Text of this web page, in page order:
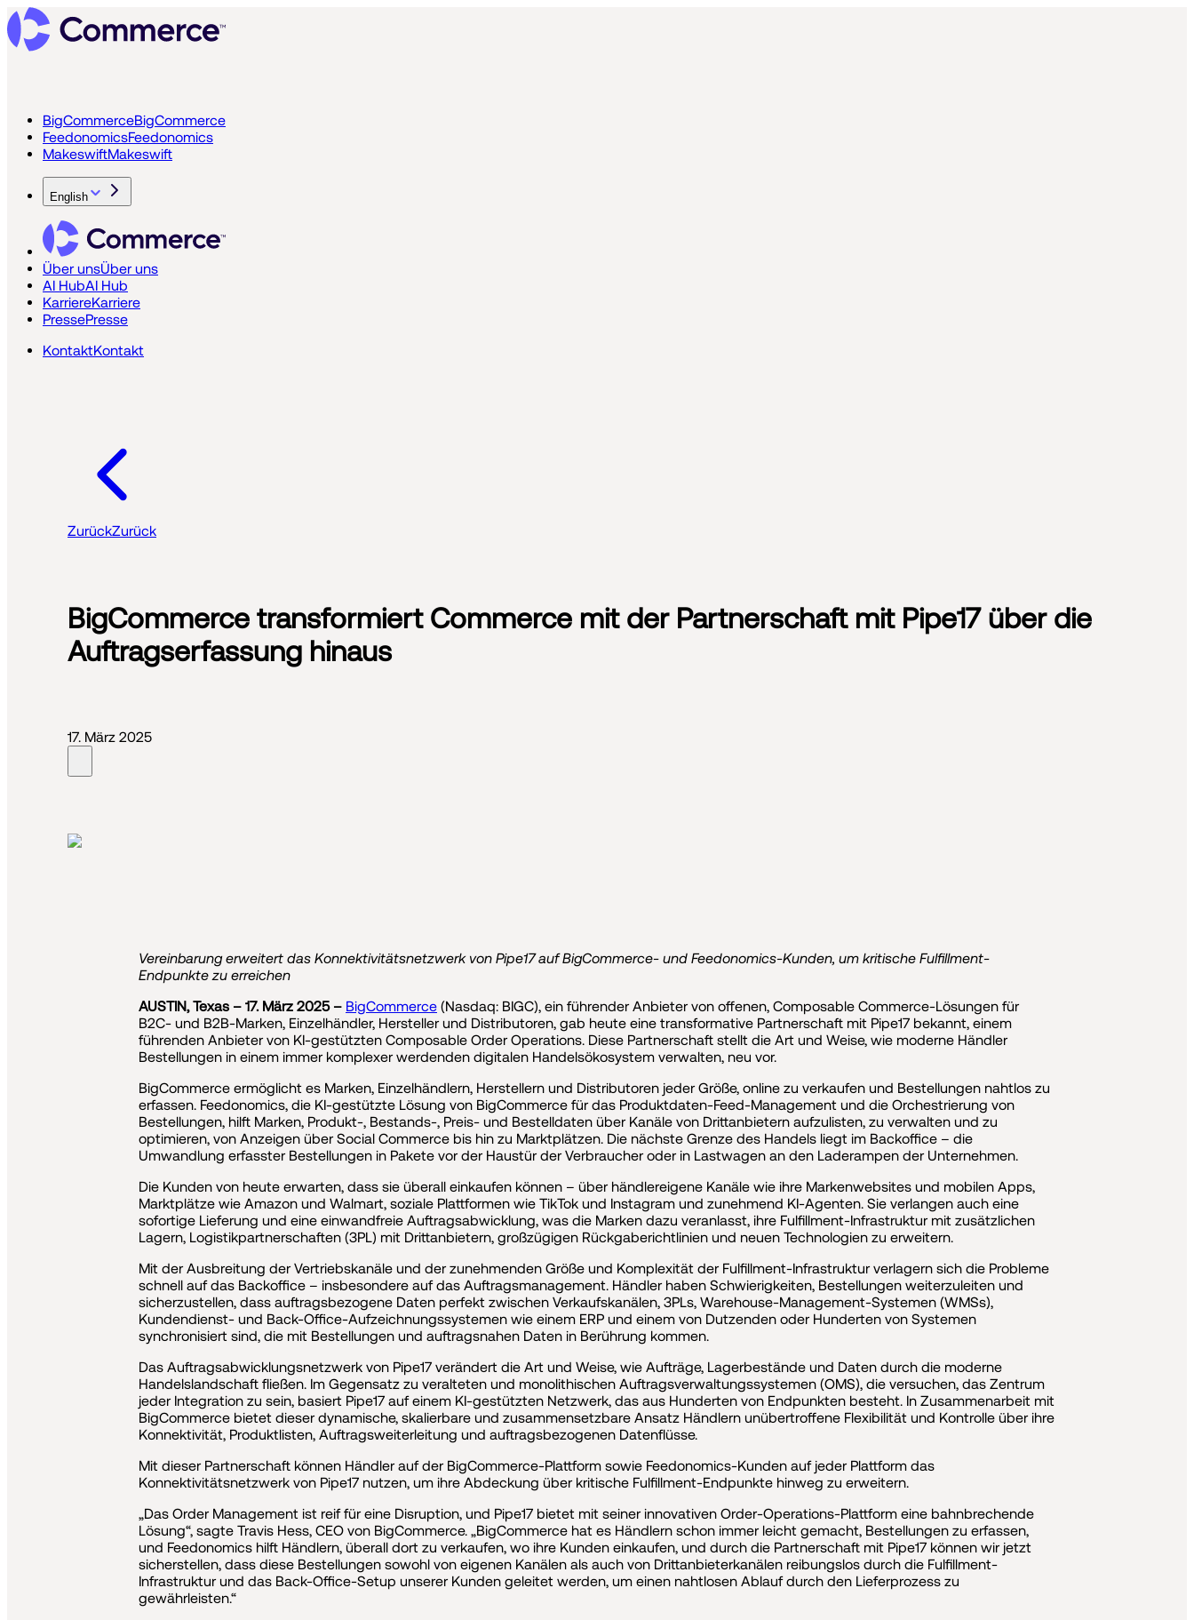
BigCommerceBigCommerce
FeedonomicsFeedonomics
MakeswiftMakeswift
English
Über unsÜber uns
AI HubAI Hub
KarriereKarriere
PressePresse
KontaktKontakt
ZurückZurück
BigCommerce transformiert Commerce mit der Partnerschaft mit Pipe17 über die
Auftragserfassung hinaus
17. März 2025
Vereinbarung erweitert das Konnektivitätsnetzwerk von Pipe17 auf BigCommerce- und Feedonomics-Kunden, um kritische Fulfillment-
Endpunkte zu erreichen
AUSTIN, Texas – 17. März 2025 – BigCommerce(Nasdaq: BIGC), ein führender Anbieter von offenen, Composable Commerce-Lösungen für
B2C- und B2B-Marken, Einzelhändler, Hersteller und Distributoren, gab heute eine transformative Partnerschaft mit Pipe17 bekannt, einem
führenden Anbieter von KI-gestützten Composable Order Operations. Diese Partnerschaft stellt die Art und Weise, wie moderne Händler
Bestellungen in einem immer komplexer werdenden digitalen Handelsökosystem verwalten, neu vor.
BigCommerce ermöglicht es Marken, Einzelhändlern, Herstellern und Distributoren jeder Größe, online zu verkaufen und Bestellungen nahtlos zu
erfassen. Feedonomics, die KI-gestützte Lösung von BigCommerce für das Produktdaten-Feed-Management und die Orchestrierung von
Bestellungen, hilft Marken, Produkt-, Bestands-, Preis- und Bestelldaten über Kanäle von Drittanbietern aufzulisten, zu verwalten und zu
optimieren, von Anzeigen über Social Commerce bis hin zu Marktplätzen. Die nächste Grenze des Handels liegt im Backoffice – die
Umwandlung erfasster Bestellungen in Pakete vor der Haustür der Verbraucher oder in Lastwagen an den Laderampen der Unternehmen.
Die Kunden von heute erwarten, dass sie überall einkaufen können – über händlereigene Kanäle wie ihre Markenwebsites und mobilen Apps,
Marktplätze wie Amazon und Walmart, soziale Plattformen wie TikTok und Instagram und zunehmend KI-Agenten. Sie verlangen auch eine
sofortige Lieferung und eine einwandfreie Auftragsabwicklung, was die Marken dazu veranlasst, ihre Fulfillment-Infrastruktur mit zusätzlichen
Lagern, Logistikpartnerschaften (3PL) mit Drittanbietern, großzügigen Rückgaberichtlinien und neuen Technologien zu erweitern.
Mit der Ausbreitung der Vertriebskanäle und der zunehmenden Größe und Komplexität der Fulfillment-Infrastruktur verlagern sich die Probleme
schnell auf das Backoffice – insbesondere auf das Auftragsmanagement. Händler haben Schwierigkeiten, Bestellungen weiterzuleiten und
sicherzustellen, dass auftragsbezogene Daten perfekt zwischen Verkaufskanälen, 3PLs, Warehouse-Management-Systemen (WMSs),
Kundendienst- und Back-Office-Aufzeichnungssystemen wie einem ERP und einem von Dutzenden oder Hunderten von Systemen
synchronisiert sind, die mit Bestellungen und auftragsnahen Daten in Berührung kommen.
Das Auftragsabwicklungsnetzwerk von Pipe17 verändert die Art und Weise, wie Aufträge, Lagerbestände und Daten durch die moderne
Handelslandschaft fließen. Im Gegensatz zu veralteten und monolithischen Auftragsverwaltungssystemen (OMS), die versuchen, das Zentrum
jeder Integration zu sein, basiert Pipe17 auf einem KI-gestützten Netzwerk, das aus Hunderten von Endpunkten besteht. In Zusammenarbeit mit
BigCommerce bietet dieser dynamische, skalierbare und zusammensetzbare Ansatz Händlern unübertroffene Flexibilität und Kontrolle über ihre
Konnektivität, Produktlisten, Auftragsweiterleitung und auftragsbezogenen Datenflüsse.
Mit dieser Partnerschaft können Händler auf der BigCommerce-Plattform sowie Feedonomics-Kunden auf jeder Plattform das
Konnektivitätsnetzwerk von Pipe17 nutzen, um ihre Abdeckung über kritische Fulfillment-Endpunkte hinweg zu erweitern.
„Das Order Management ist reif für eine Disruption, und Pipe17 bietet mit seiner innovativen Order-Operations-Plattform eine bahnbrechende
Lösung“, sagte Travis Hess, CEO von BigCommerce. „BigCommerce hat es Händlern schon immer leicht gemacht, Bestellungen zu erfassen,
und Feedonomics hilft Händlern, überall dort zu verkaufen, wo ihre Kunden einkaufen, und durch die Partnerschaft mit Pipe17 können wir jetzt
sicherstellen, dass diese Bestellungen sowohl von eigenen Kanälen als auch von Drittanbieterkanälen reibungslos durch die Fulfillment-
Infrastruktur und das Back-Office-Setup unserer Kunden geleitet werden, um einen nahtlosen Ablauf durch den Lieferprozess zu
gewährleisten.“